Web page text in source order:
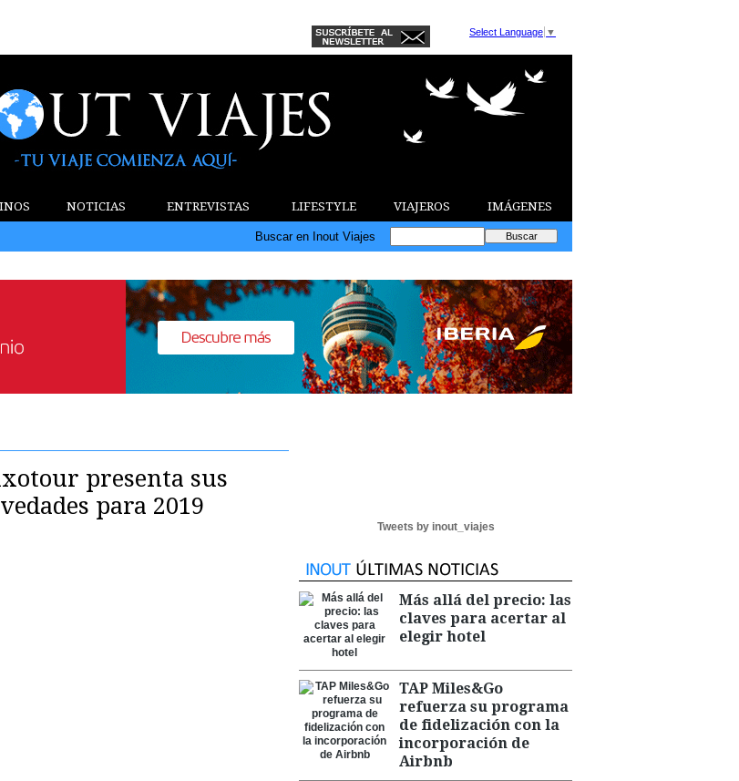
Select Language ▼
NOTICIAS ENTREVISTAS LIFESTYLE VIAJEROS IMÁGENES
Buscar en Inout Viajes
presenta sus
para 2019
Tweets by inout_viajes
Más allá del precio: las
claves para acertar al
elegir hotel
TAP Miles&Go
refuerza su programa
de fidelización con la
incorporación de
Airbnb